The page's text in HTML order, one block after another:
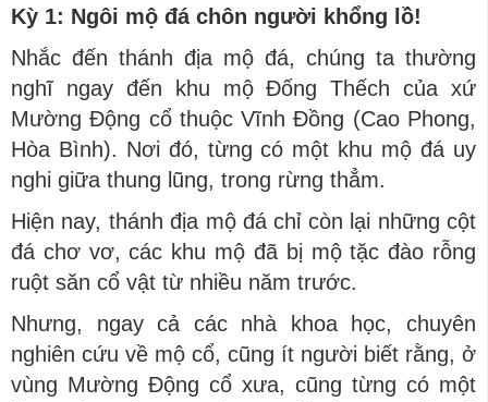
Kỳ 1: Ngôi mộ đá chôn người khổng lồ!
Nhắc đến thánh địa mộ đá, chúng ta thường
nghĩ ngay đến khu mộ Đống Thếch của xứ
Mường Động cổ thuộc Vĩnh Đồng (Cao Phong,
Hòa Bình). Nơi đó, từng có một khu mộ đá uy
nghi giữa thung lũng, trong rừng thẳm.
Hiện nay, thánh địa mộ đá chỉ còn lại những cột
đá chơ vơ, các khu mộ đã bị mộ tặc đào rỗng
ruột săn cổ vật từ nhiều năm trước.
Nhưng, ngay cả các nhà khoa học, chuyên
nghiên cứu về mộ cổ, cũng ít người biết rằng, ở
vùng Mường Động cổ xưa, cũng từng có một